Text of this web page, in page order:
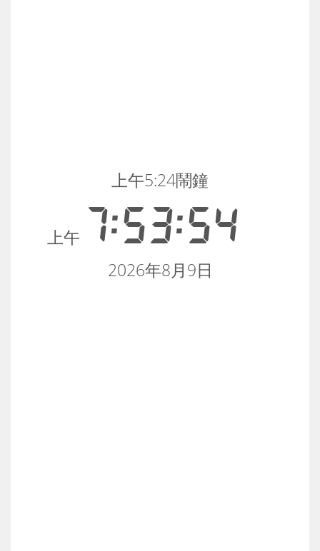
上午 7:53:54
上午5:24鬧鐘
2026年8月9日